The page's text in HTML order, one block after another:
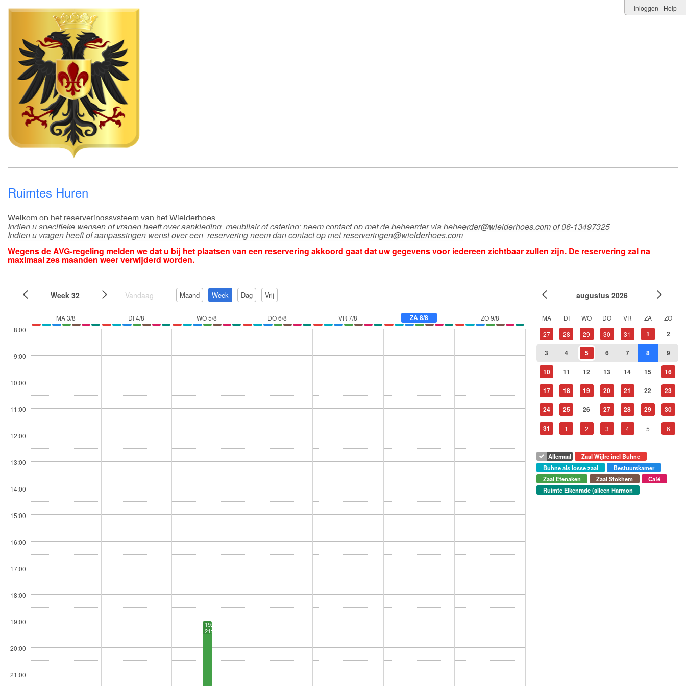
Inloggen Help
Ruimtes Huren
Welkom op het reserveringssysteem van het Wielderhoes.
Indien u specifieke wensen of vragen heeft over aankleding, meubilair of catering: neem contact op met de beheerder via beheerder@wielderhoes.com of 06-13497325
Indien u vragen heeft of aanpassingen wenst over een reservering neem dan contact op met reserveringen@wielderhoes.com
Wegens de AVG-regeling melden we dat u bij het plaatsen van een reservering akkoord gaat dat uw gegevens voor iedereen zichtbaar zullen zijn. De reservering zal na
maximaal zes maanden weer verwijderd worden.
Allemaal
Zaal Wijlre incl Buhne
Buhne als losse zaal
Bestuurskamer
Zaal Etenaken
Zaal Stokhem
Café
Ruimte Elkenrade (alleen Harmon
augustus2026
MA DI WO DO VR ZA
ZO
27
28 29 30 31 1 2
3 4 5 6 7 8 9
10 11 12 13 14 15 16
17 18 19 20 21 22 23
24 25 26 27 28 29 30
31 1 2 3 4 5 6
Week 32 Vandaag Maand Week Dag Vrij
MA 3/8 DI 4/8 WO 5/8 DO 6/8 VR 7/8 ZA 8/8
ZO 9/8
8:00
9:00
10:00
11:00
12:00
13:00
14:00
15:00
16:00
17:00
18:00
19:00
20:00
21:00
19:00 −
21:30